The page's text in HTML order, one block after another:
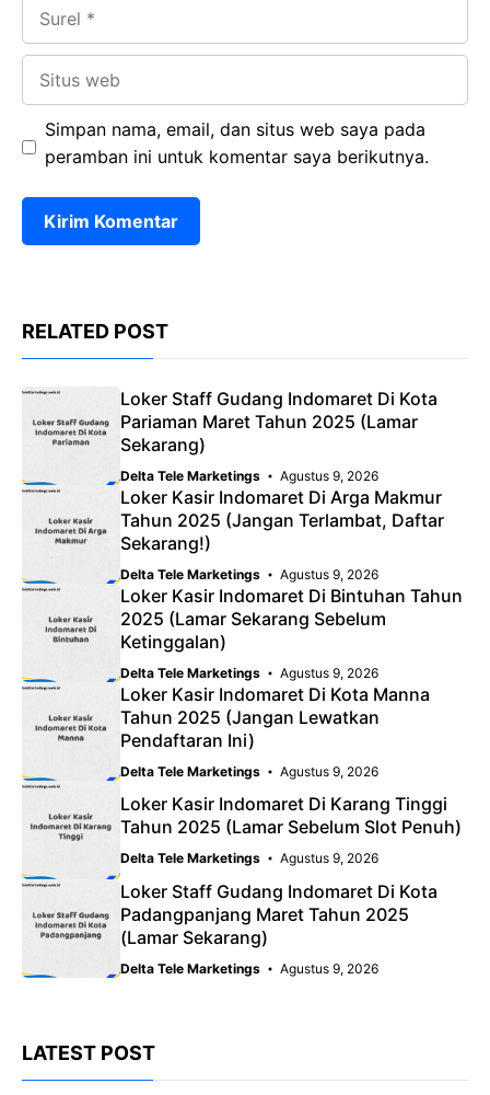
Simpan nama, email, dan situs web saya pada
peramban ini untuk komentar saya berikutnya.
RELATED POST
Loker Staff Gudang Indomaret Di Kota
Pariaman Maret Tahun 2025 (Lamar
Sekarang)
Delta Tele Marketings Agustus 9, 2026
Loker Kasir Indomaret Di Arga Makmur
Tahun 2025 (Jangan Terlambat, Daftar
Sekarang!)
Delta Tele Marketings Agustus 9, 2026
Loker Kasir Indomaret Di Bintuhan Tahun
2025 (Lamar Sekarang Sebelum
Ketinggalan)
Delta Tele Marketings Agustus 9, 2026
Loker Kasir Indomaret Di Kota Manna
Tahun 2025 (Jangan Lewatkan
Pendaftaran Ini)
Delta Tele Marketings Agustus 9, 2026
Loker Kasir Indomaret Di Karang Tinggi
Tahun 2025 (Lamar Sebelum Slot Penuh)
Delta Tele Marketings Agustus 9, 2026
Loker Staff Gudang Indomaret Di Kota
Padangpanjang Maret Tahun 2025
(Lamar Sekarang)
Delta Tele Marketings Agustus 9, 2026
LATEST POST